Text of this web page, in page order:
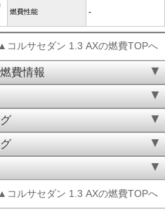
燃費性能 -
▲コルサセダン 1.3 AXの燃費TOPへ
費情報
▲コルサセダン 1.3 AXの燃費TOPへ